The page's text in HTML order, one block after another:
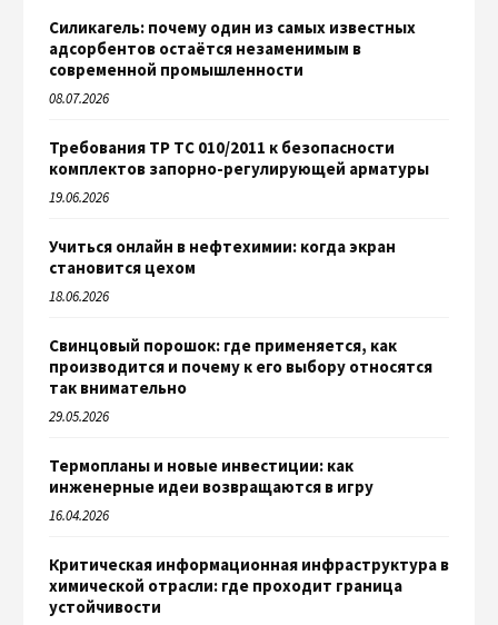
Силикагель: почему один из самых известных
адсорбентов остаётся незаменимым в
современной промышленности
08.07.2026
Требования ТР ТС 010/2011 к безопасности
комплектов запорно-регулирующей арматуры
19.06.2026
Учиться онлайн в нефтехимии: когда экран
становится цехом
18.06.2026
Свинцовый порошок: где применяется, как
производится и почему к его выбору относятся
так внимательно
29.05.2026
Термопланы и новые инвестиции: как
инженерные идеи возвращаются в игру
16.04.2026
Критическая информационная инфраструктура в
химической отрасли: где проходит граница
устойчивости